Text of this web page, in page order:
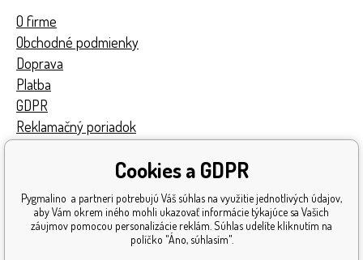
O firme
Obchodné podmienky
Doprava
Platba
GDPR
Reklamačný poriadok
Získané ocenenia
Katalóg hračiek
Mapa stránok
Cookies a GDPR
Pygmalino a partneri potrebujú Váš súhlas na využitie jednotlivých údajov,
aby Vám okrem iného mohli ukazovať informácie týkajúce sa Vašich
záujmov pomocou personalizácie reklám. Súhlas udelíte kliknutím na
políčko "Áno, súhlasím".